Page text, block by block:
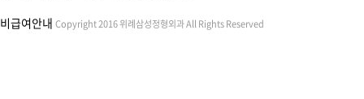
비급여안내 Copyright 2016 위례삼성정형외과 All Rights Reserved